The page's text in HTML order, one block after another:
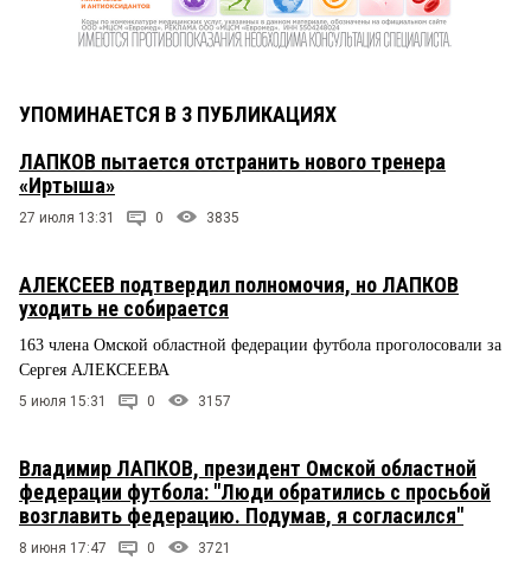
УПОМИНАЕТСЯ В 3 ПУБЛИКАЦИЯХ
ЛАПКОВ пытается отстранить нового тренера
«Иртыша»
27 июля 13:31 0 3835
АЛЕКСЕЕВ подтвердил полномочия, но ЛАПКОВ
уходить не собирается
163 члена Омской областной федерации футбола проголосовали за
Сергея АЛЕКСЕЕВА
5 июля 15:31 0 3157
Владимир ЛАПКОВ, президент Омской областной
федерации футбола: "Люди обратились с просьбой
возглавить федерацию. Подумав, я согласился"
8 июня 17:47 0 3721